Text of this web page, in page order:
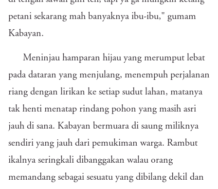
petani sekarang mah banyaknya ibu-ibu," gumam
Kabayan.
Meninjau hamparan hijau yang merumput lebat
pada dataran yang menjulang, menempuh perjalanan
riang dengan lirikan ke setiap sudut lahan, matanya
tak henti menatap rindang pohon yang masih asri
jauh di sana. Kabayan bermuara di saung miliknya
sendiri yang jauh dari pemukiman warga. Rambut
ikalnya seringkali dibanggakan walau orang
memandang sebagai sesuatu yang dibilang dekil dan